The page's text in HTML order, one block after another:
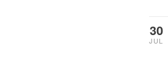
30
JUL